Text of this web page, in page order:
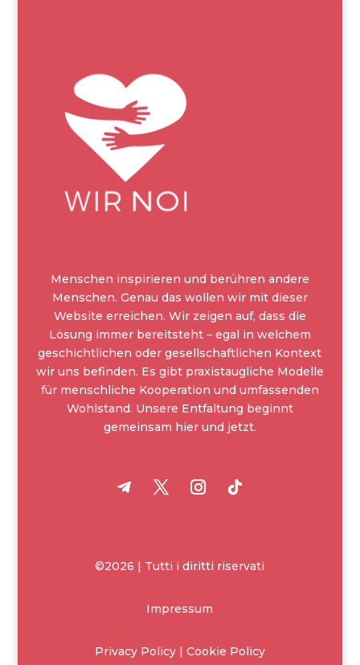
Menschen inspirieren und berühren andere
Menschen. Genau das wollen wir mit dieser
Website erreichen. Wir zeigen auf, dass die
Lösung immer bereitsteht – egal in welchem
geschichtlichen oder gesellschaftlichen Kontext
wir uns befinden. Es gibt praxistaugliche Modelle
für menschliche Kooperation und umfassenden
Wohlstand. Unsere Entfaltung beginnt
gemeinsam hier und jetzt.
©2026 | Tutti i diritti riservati
Impressum
Privacy Policy | Cookie Policy